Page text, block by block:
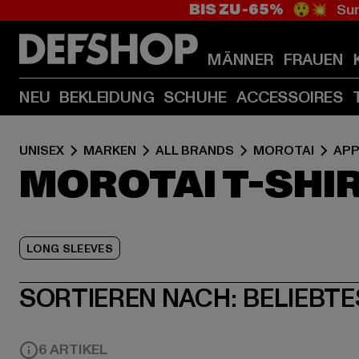
BIS ZU -65% 😲💥
MÄNNER FRAUEN
NEU BEKLEIDUNG SCHUHE ACCESSOIRES
UNISEX MARKEN ALL BRANDS MOROTAI
MOROTAI T-
LONG SLEEVES
SORTIEREN NACH:
6 ARTIKEL